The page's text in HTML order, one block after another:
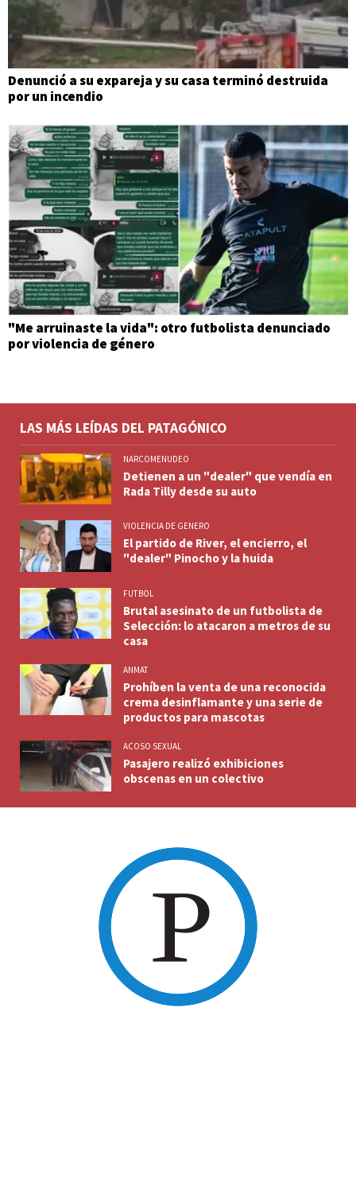
Denunció a su expareja y su casa terminó destruida
por un incendio
"Me arruinaste la vida": otro futbolista denunciado
por violencia de género
LAS MÁS LEÍDAS DEL PATAGÓNICO
NARCOMENUDEO
Detienen a un "dealer" que vendía en
Rada Tilly desde su auto
VIOLENCIA DE GENERO
El partido de River, el encierro, el
"dealer" Pinocho y la huida
FUTBOL
Brutal asesinato de un futbolista de
Selección: lo atacaron a metros de su
casa
ANMAT
Prohíben la venta de una reconocida
crema desinflamante y una serie de
productos para mascotas
ACOSO SEXUAL
Pasajero realizó exhibiciones
obscenas en un colectivo